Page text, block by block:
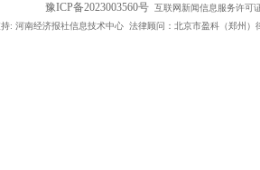
豫ICP备2023003560号互联网新闻信息服务许可
持: 河南经济报社信息技术中心 法律顾问：北京市盈科（郑州